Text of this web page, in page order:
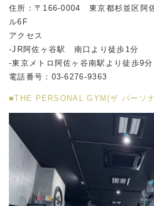
住所：〒166-0004 東京都杉並区阿
ル6F
アクセス
-JR阿佐ヶ谷駅 南口より徒歩1分
-東京メトロ阿佐ヶ谷南駅より徒歩9分
電話番号：03-6276-9363
■THE PERSONAL GYM(ザ パーソ